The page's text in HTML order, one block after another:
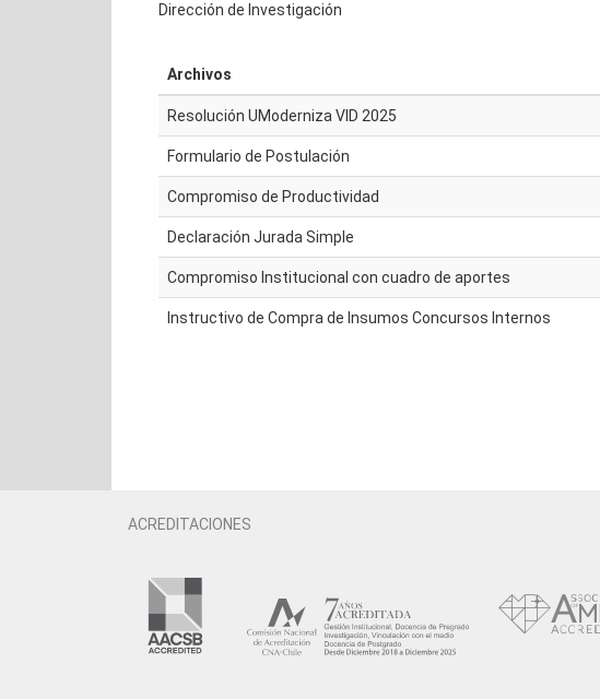
Dirección de Investigación
Archivos
Resolución UModerniza VID 2025
Formulario de Postulación
Compromiso de Productividad
Declaración Jurada Simple
Compromiso Institucional con cuadro de aportes
Instructivo de Compra de Insumos Concursos Internos
ACREDITACIONES